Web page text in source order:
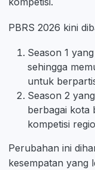
PBRS 2026 kini
Season 1
sehingga
untuk
Season 2
berbagai kota
kompetisi
Perubahan ini
kesempatan yang